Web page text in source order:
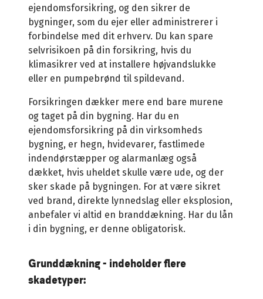
Betingelser
ejendomsforsikring, og den sikrer de
bygninger, som du ejer eller administrerer i
forbindelse med dit erhverv. Du kan spare
selvrisikoen på din forsikring, hvis du
klimasikrer ved at installere højvandslukke
eller en pumpebrønd til spildevand.
Forsikringen dækker mere end bare murene
og taget på din bygning. Har du en
ejendomsforsikring på din virksomheds
bygning, er hegn, hvidevarer, fastlimede
indendørstæpper og alarmanlæg også
dækket, hvis uheldet skulle være ude, og der
sker skade på bygningen. For at være sikret
ved brand, direkte lynnedslag eller eksplosion,
anbefaler vi altid en branddækning. Har du lån
i din bygning, er denne obligatorisk.
Grunddækning - indeholder flere
skadetyper: